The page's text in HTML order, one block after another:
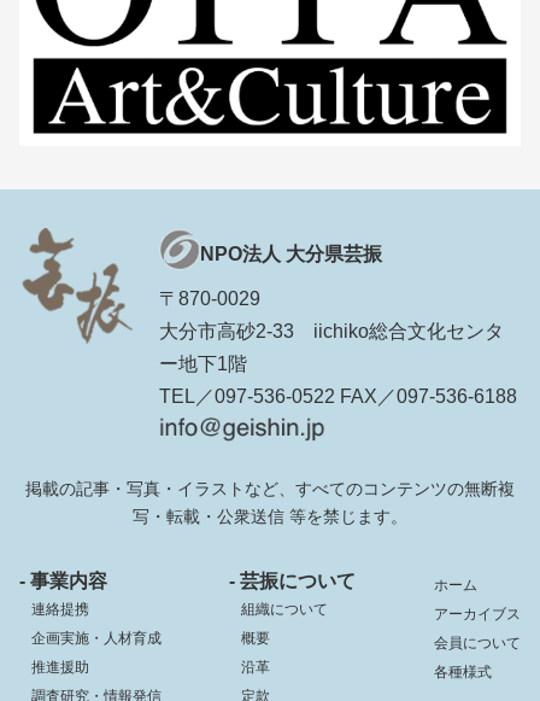
NPO法人 大分県芸振
〒870-0029
大分市高砂2-33 iichiko総合文化センタ
ー地下1階
TEL／097-536-0522 FAX／097-536-6188
掲載の記事・写真・イラストなど、すべてのコンテンツの無断複
写・転載・公衆送信 等を禁じます。
- 事業内容
連絡提携
企画実施・人材育成
推進援助
調査研究・情報発信
- 芸振について
組織について
概要
沿革
定款
ホーム
アーカイブス
会員について
各種様式